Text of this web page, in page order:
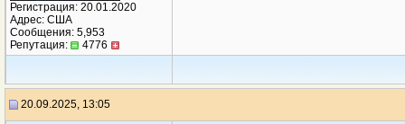
Регистрация: 20.01.2020
Адрес: США
Сообщения: 5,953
Репутация:
4776
20.09.2025, 13:05